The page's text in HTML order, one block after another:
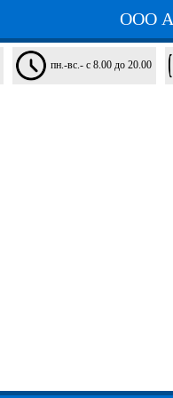
ООО
пн.-вс.- с 8.00 до 20.00